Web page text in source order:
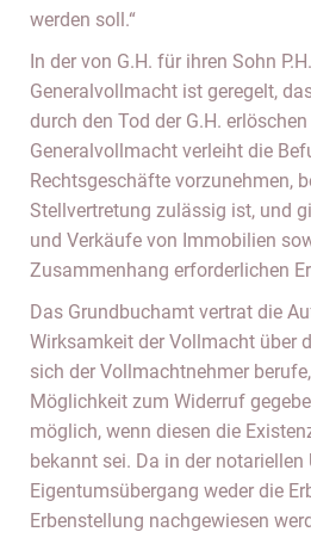
werden soll.“
In der von G.H. für ihren Sohn
Generalvollmacht ist geregelt,
durch den Tod der G.H.
Generalvollmacht verleiht die
Rechtsgeschäfte vorzunehmen,
Stellvertretung zulässig ist, und
und Verkäufe von Immobilien
Zusammenhang erforderlichen
Das Grundbuchamt vertrat die
Wirksamkeit der Vollmacht über
sich der Vollmachtnehmer
Möglichkeit zum Widerruf
möglich, wenn diesen die
bekannt sei. Da in der notariellen
Eigentumsübergang weder die
Erbenstellung nachgewiesen